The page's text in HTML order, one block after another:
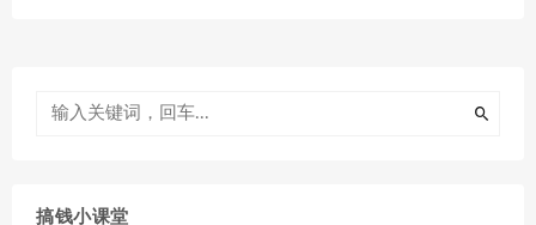
搞钱小课堂